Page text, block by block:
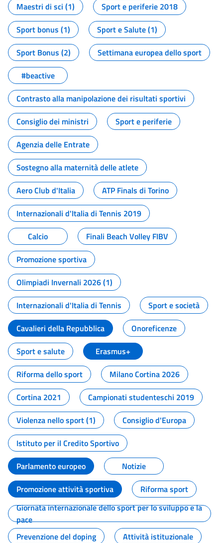
Maestri di sci (1)
Sport e periferie 2018
Sport bonus (1)
Sport e Salute (1)
Sport Bonus (2)
Settimana europea dello sport
#beactive
Contrasto alla manipolazione dei risultati sportivi
Consiglio dei ministri
Sport e periferie
Agenzia delle Entrate
Sostegno alla maternità delle atlete
Aero Club d'Italia
ATP Finals di Torino
Internazionali d'Italia di Tennis 2019
Calcio
Finali Beach Volley FIBV
Promozione sportiva
Olimpiadi Invernali 2026 (1)
Internazionali d'Italia di Tennis
Sport e società
Cavalieri della Repubblica
Onoreficenze
Sport e salute
Erasmus+
Riforma dello sport
Milano Cortina 2026
Cortina 2021
Campionati studenteschi 2019
Violenza nello sport (1)
Consiglio d'Europa
Istituto per il Credito Sportivo
Parlamento europeo
Notizie
Promozione attività sportiva
Riforma sport
Giornata internazionale dello sport per lo sviluppo e la
pace
Prevenzione del doping
Attività istituzionale